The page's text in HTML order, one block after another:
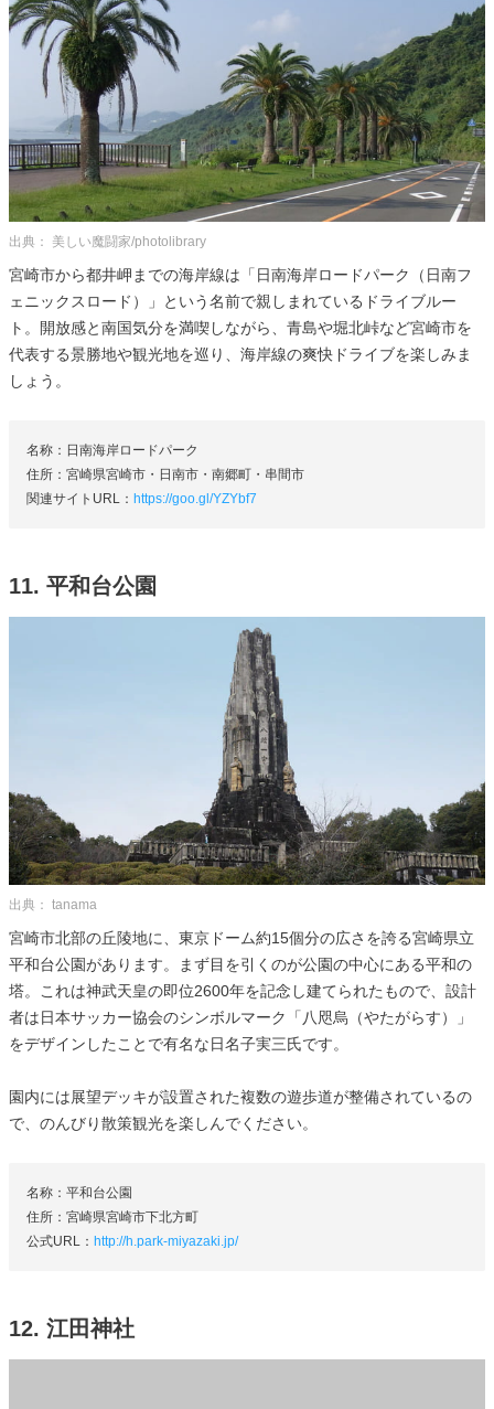
出典： 美しい魔闘家/photolibrary
宮崎市から都井岬までの海岸線は「日南海岸ロードパーク（日南フ
ェニックスロード）」という名前で親しまれているドライブルー
ト。開放感と南国気分を満喫しながら、青島や堀北峠など宮崎市を
代表する景勝地や観光地を巡り、海岸線の爽快ドライブを楽しみま
しょう。
名称：日南海岸ロードパーク
住所：宮崎県宮崎市・日南市・南郷町・串間市
関連サイトURL： https://goo.gl/YZYbf7
11. 平和台公園
出典： tanama
宮崎市北部の丘陵地に、東京ドーム約15個分の広さを誇る宮崎県立
平和台公園があります。まず目を引くのが公園の中心にある平和の
塔。これは神武天皇の即位2600年を記念し建てられたもので、設計
者は日本サッカー協会のシンボルマーク「八咫烏（やたがらす）」
をデザインしたことで有名な日名子実三氏です。
園内には展望デッキが設置された複数の遊歩道が整備されているの
で、のんびり散策観光を楽しんでください。
名称：平和台公園
住所：宮崎県宮崎市下北方町
公式URL： http://h.park-miyazaki.jp/
12. 江田神社